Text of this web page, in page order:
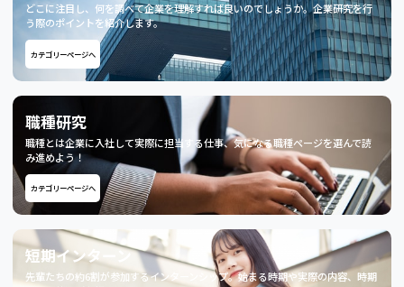
どこに注目し、何を調べて企業を理解すれば良いのでしょうか。企業研究を行
う際のポイントを紹介します。
カテゴリーページへ
職種研究
職種とは企業に入社して実際に担当する仕事、気になる職種ページを選んで読
み進めよう！
カテゴリーページへ
短期インターン
先輩たちの約6割が参加するインターンシップ。始まる時期や実際の内容、時期